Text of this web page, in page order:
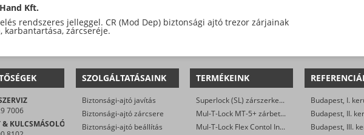
Kft.
rendszeres jelleggel. CR (Mod Dep) biztonsági ajtó trezor zárjainak
karbantartása, zárcseréje.
7006
& KULCSMÁSOLÓ
SZOLGÁLTATÁSAINK
Biztonsági-ajtó javítás
Biztonsági-ajtó zárcsere
Biztonsági-ajtó beállítás
TERMÉKEINK
Superlock (SL) zárszerkezet
Mul-T-Lock MT-5+ zárbetétek
Mul-T-Lock Flex Contol Interactive+ zárbetétek
Budapest, I.
Budapest, II.
Budapest, III.